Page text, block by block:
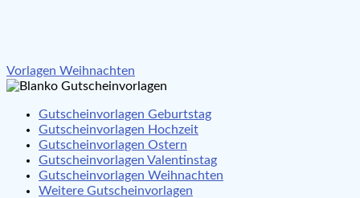
Beitragsnavigation
Vorlagen Weihnachten
Gutscheinvorlagen Geburtstag
Gutscheinvorlagen Hochzeit
Gutscheinvorlagen Ostern
Gutscheinvorlagen Valentinstag
Gutscheinvorlagen Weihnachten
Weitere Gutscheinvorlagen